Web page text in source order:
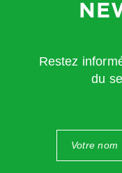
Restez
du